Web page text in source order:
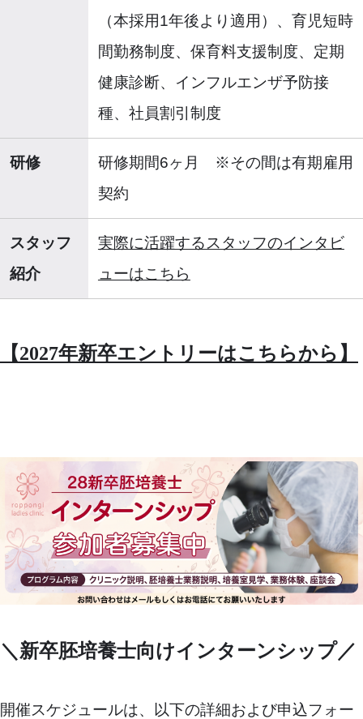
（本採用1年後より適用）、育児短時
間勤務制度、保育料支援制度、定期
健康診断、インフルエンザ予防接
種、社員割引制度
研修
研修期間6ヶ月 ※その間は有期雇用
契約
スタッフ
紹介
実際に活躍するスタッフのインタビ
ューはこちら
【2027年新卒エントリーはこちらから】
＼新卒胚培養士向けインターンシップ／
開催スケジュールは、以下の詳細および申込フォー